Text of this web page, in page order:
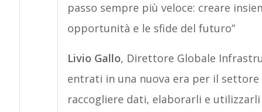
passo sempre più veloce: creare
opportunità e le sfide del futuro”
Livio Gallo, Direttore Globale
entrati in una nuova era per il settore
raccogliere dati, elaborarli e